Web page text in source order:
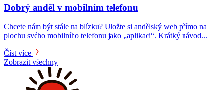
Dobrý anděl v mobilním telefonu
Chcete nám být stále na blízku? Uložte si andělský web přímo na
plochu svého mobilního telefonu jako „aplikaci“. Krátký návod...
Číst více
Zobrazit všechny